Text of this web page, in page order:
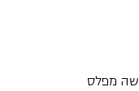
מפלס